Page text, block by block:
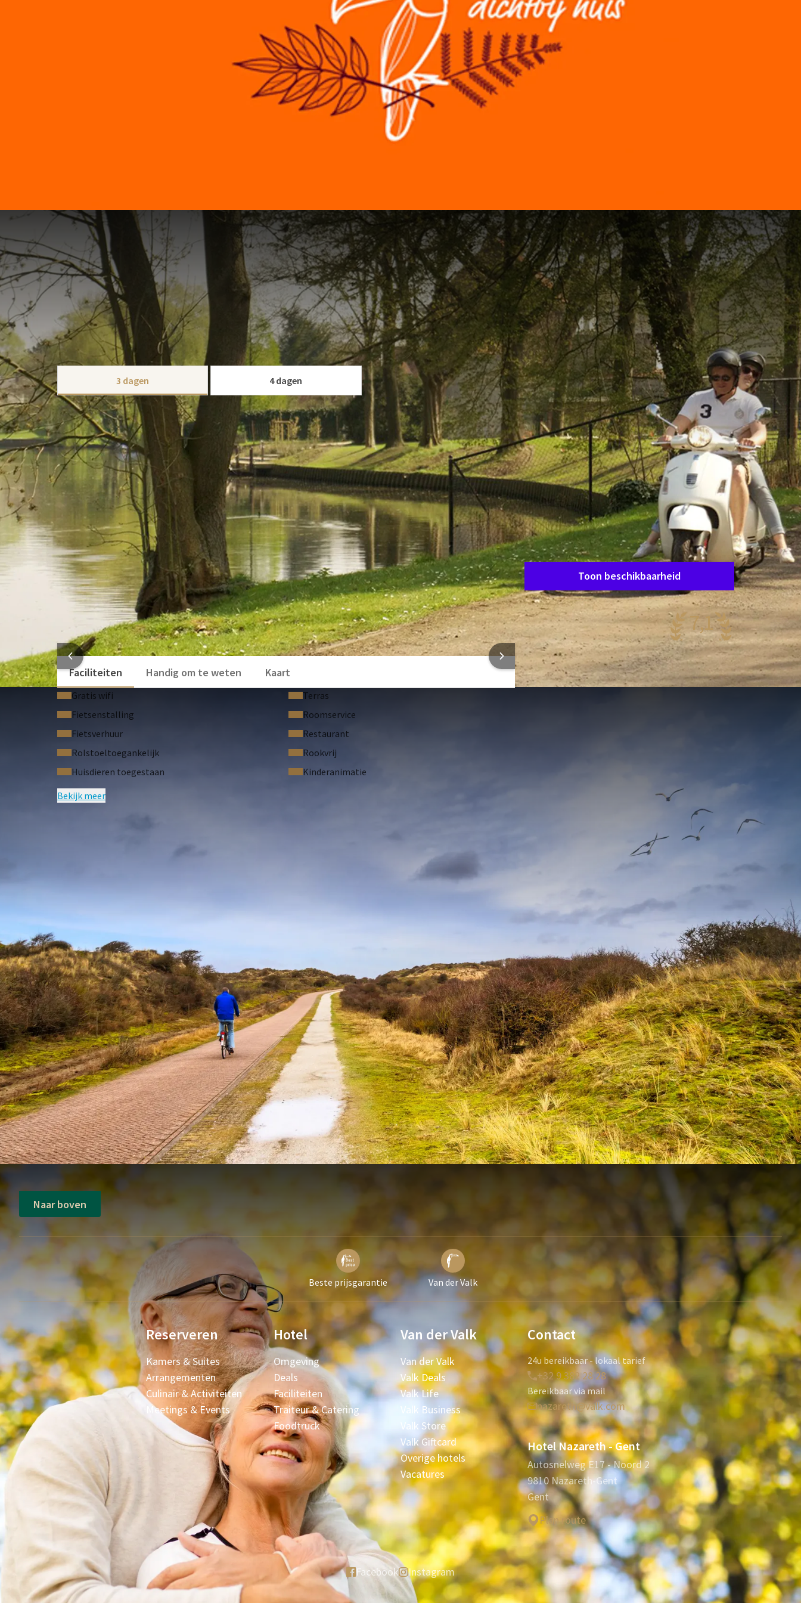
Heerlijke Herfst Arrangement
ARRANGEMENT
Wilt u er tijdens de herfst even helemaal tussenuit? Ontdek de mooie omgeving van Gent te voet of met de fiets.
U kunt er ook op uit gaan met de Vespa. Zo ziet u de omgeving op een unieke manier. Het kan allemaal met het
Heerlijke Herfst Arrangement!
Nadat u er de hele dag op uit bent geweest, kunt u lekker genieten van onze gerechten in het restaurant of van
onze room service op uw eigen hotelkamer.KIES UW ARRANGEMENT
3 dagen 4 dagen
Dit arrangement is inclusief:
2x Overnachting in een comfort kamer
2x Heerlijk, uitgebreid ontbijtbuffet
2x Driegangendiner naar keuze
Infopakketje over Gent en de Leiestreek
Gratis Wi-Fi
Gratis parking
€19280
vanafprijs
p.p.
Kamerindeling
1 kamer, 2 personen
Arrangement
3 dagen
Verblijfsperiode
Data kiezen
Toon beschikbaarheid
7,1
Erg mooi
389 reviews
HOTEL INFORMATIE
Faciliteiten
Handig om te weten Kaart
Gratis wifi
Terras
Fietsenstalling
Roomservice
Fietsverhuur
Restaurant
Rolstoeltoegankelijk
Rookvrij
Huisdieren toegestaan
Kinderanimatie
Bekijk meer
Naar boven
Beste prijsgarantie Van der Valk
Reserveren
Kamers & Suites
Arrangementen
Culinair & Activiteiten
Meetings & Events
Hotel
Omgeving
Deals
Faciliteiten
Traiteur & Catering
Foodtruck
Van der Valk
Van der Valk
Valk Deals
Valk Life
Valk Business
Valk Store
Valk Giftcard
Overige hotels
Vacatures
Contact
24u bereikbaar - lokaal tarief
+32 9 382 28 28
Bereikbaar via mail
nazareth@valk.com
Hotel Nazareth - Gent
Autosnelweg E17 - Noord 2
9810 Nazareth-Gent
Gent
Plan route
Facebook Instagram